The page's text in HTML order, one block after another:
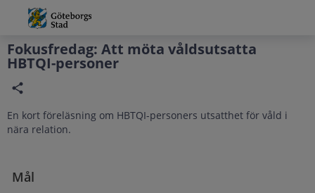
Grade
Portal
Fokusfredag: Att möta våldsutsatta
HBTQI-personer
En kort föreläsning om HBTQI-personers utsatthet för våld i
nära relation.
Mål